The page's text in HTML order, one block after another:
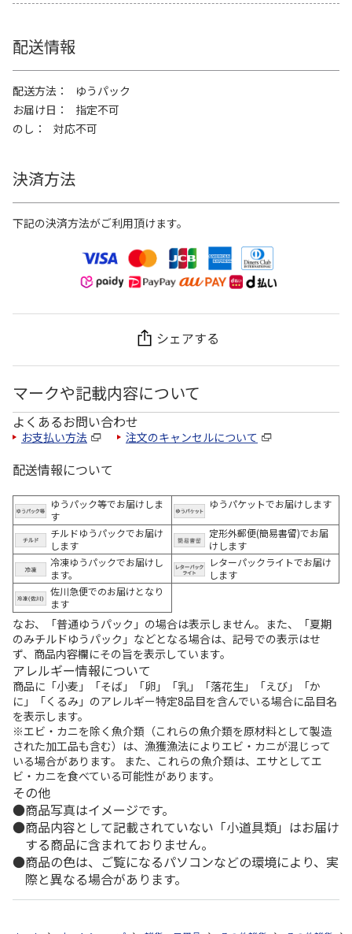
配送情報
配送方法
ゆうパック
お届け日
指定不可
のし
対応不可
決済方法
下記の決済方法がご利用頂けます。
シェアする
マークや記載内容について
よくあるお問い合わせ
お支払い方法 注文のキャンセルについて
配送情報について
ゆうパック等でお届けしま
す
ゆうパケットでお届けします
チルドゆうパックでお届け
します
定形外郵便(簡易書留)でお届
けします
冷凍ゆうパックでお届けし
ます。
レターパックライトでお届け
します
佐川急便でのお届けとなり
ます
なお、「普通ゆうパック」の場合は表示しません。また、「夏期
のみチルドゆうパック」などとなる場合は、記号での表示はせ
ず、商品内容欄にその旨を表示しています。
アレルギー情報について
商品に「小麦」「そば」「卵」「乳」「落花生」「えび」「か
に」「くるみ」のアレルギー特定8品目を含んでいる場合に品目名
を表示します。
※エビ・カニを除く魚介類（これらの魚介類を原材料として製造
された加工品も含む）は、漁獲漁法によりエビ・カニが混じって
いる場合があります。 また、これらの魚介類は、エサとしてエ
ビ・カニを食べている可能性があります。
その他
商品写真はイメージです。
商品内容として記載されていない「小道具類」はお届け
する商品に含まれておりません。
商品の色は、ご覧になるパソコンなどの環境により、実
際と異なる場合があります。